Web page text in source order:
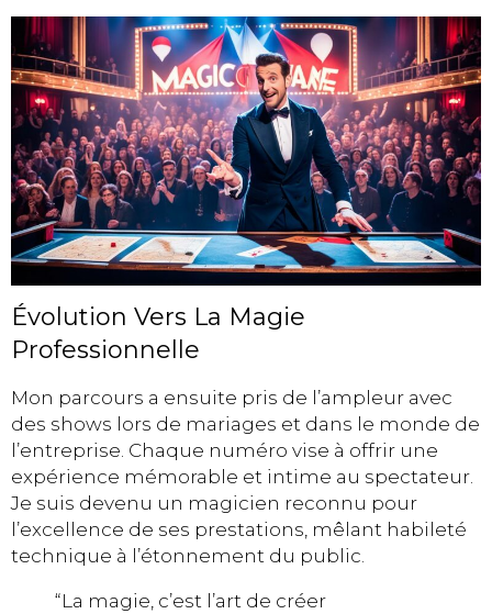
Évolution Vers La Magie
Professionnelle
Mon parcours a ensuite pris de l’ampleur avec
des shows lors de mariages et dans le monde de
l’entreprise. Chaque numéro vise à offrir une
expérience mémorable et intime au spectateur.
Je suis devenu un magicien reconnu pour
l’excellence de ses prestations, mêlant habileté
technique à l’étonnement du public.
“La magie, c’est l’art de créer